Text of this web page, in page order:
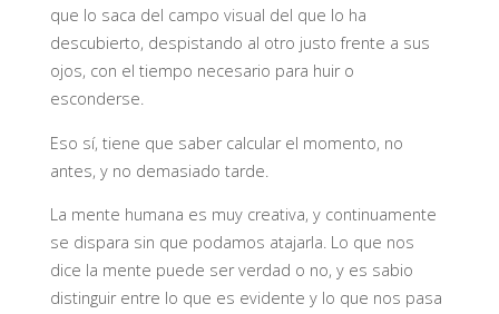
que lo saca del campo visual del que lo ha
descubierto, despistando al otro justo frente a sus
ojos, con el tiempo necesario para huir o
esconderse.
Eso sí, tiene que saber calcular el momento, no
antes, y no demasiado tarde.
La mente humana es muy creativa, y continuamente
se dispara sin que podamos atajarla. Lo que nos
dice la mente puede ser verdad o no, y es sabio
distinguir entre lo que es evidente y lo que nos pasa